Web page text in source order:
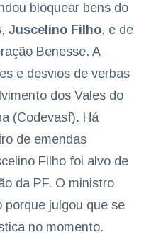
bloquear bens do
Juscelino Filho, e de
Benesse. A
e desvios de verbas
dos Vales do
(Codevasf). Há
de emendas
Filho foi alvo de
da PF. O ministro
porque julgou que se
no momento.